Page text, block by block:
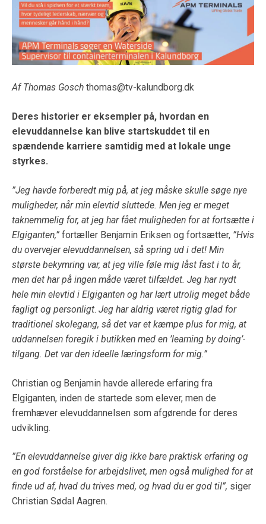
Af Thomas Gosch thomas@tv-kalundborg.dk
Deres historier er eksempler på, hvordan en
elevuddannelse kan blive startskuddet til en
spændende karriere samtidig med at lokale unge
styrkes.
”Jeg havde forberedt mig på, at jeg måske skulle søge nye
muligheder, når min elevtid sluttede. Men jeg er meget
taknemmelig for, at jeg har fået muligheden for at fortsætte i
Elgiganten,” fortæller Benjamin Eriksen og fortsætter, ”Hvis
du overvejer elevuddannelsen, så spring ud i det! Min
største bekymring var, at jeg ville føle mig låst fast i to år,
men det har på ingen måde været tilfældet. Jeg har nydt
hele min elevtid i Elgiganten og har lært utrolig meget både
fagligt og personligt. Jeg har aldrig været rigtig glad for
traditionel skolegang, så det var et kæmpe plus for mig, at
uddannelsen foregik i butikken med en ’learning by doing’-
tilgang. Det var den ideelle læringsform for mig.”
Christian og Benjamin havde allerede erfaring fra
Elgiganten, inden de startede som elever, men de
fremhæver elevuddannelsen som afgørende for deres
udvikling.
”En elevuddannelse giver dig ikke bare praktisk erfaring og
en god forståelse for arbejdslivet, men også mulighed for at
finde ud af, hvad du trives med, og hvad du er god til”, siger
Christian Sødal Aagren.